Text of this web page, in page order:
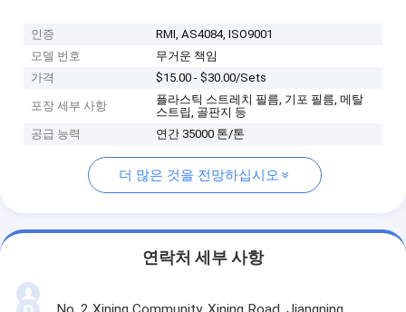
인증
RMI, AS4084, ISO9001
모델 번호
무거운 책임
가격
$15.00 - $30.00/Sets
포장 세부 사항
플라스틱 스트레치 필름, 기포 필름, 메탈
스트립, 골판지 등
공급 능력
연간 35000 톤/톤
더 많은 것을 전망하십시오
연락처 세부 사항